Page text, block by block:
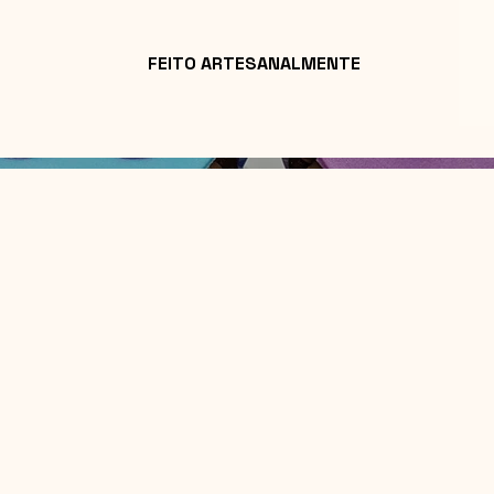
FEITO ARTESANALMENTE